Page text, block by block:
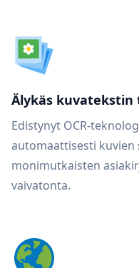
Älykäs
Edistynyt OCR-
automaattisesti kuvien
monimutkaisten
vaivatonta.